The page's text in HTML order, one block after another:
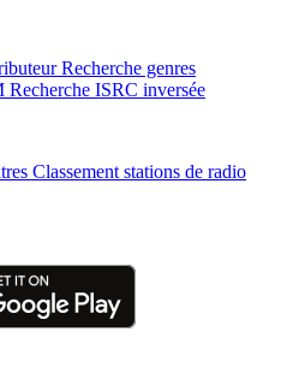
Recherche genres
Recherche ISRC inversée
Classement stations de radio